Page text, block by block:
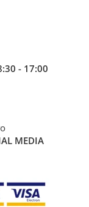
- 17:00
MEDIA